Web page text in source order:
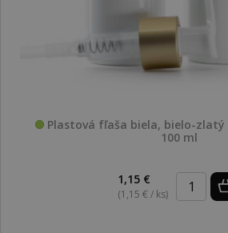
Plastová fľaša biela, bielo-zlatý
100 ml
1,15 €
(1,15 € / ks)